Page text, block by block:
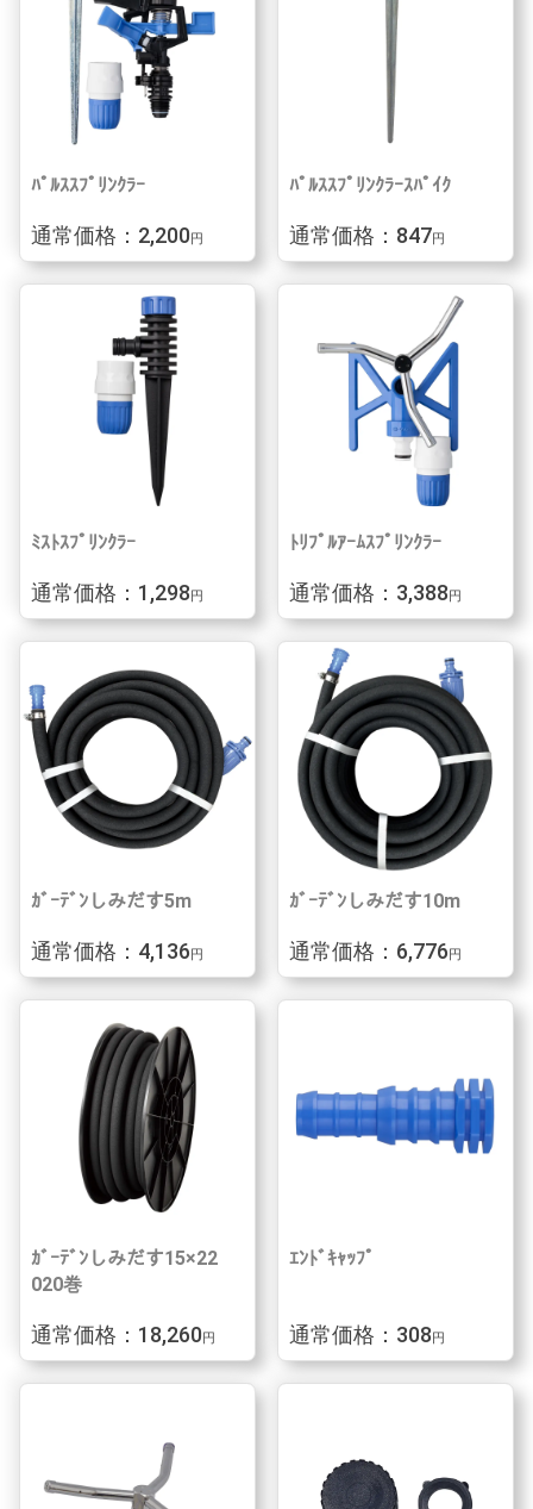
ﾊﾟﾙｽｽﾌﾟﾘﾝｸﾗｰ
通常価格：2,200円
ﾊﾟﾙｽｽﾌﾟﾘﾝｸﾗｰｽﾊﾟｲｸ
通常価格：847円
ﾐｽﾄｽﾌﾟﾘﾝｸﾗｰ
通常価格：1,298 円
ﾄﾘﾌﾟﾙｱｰﾑｽﾌﾟﾘﾝｸﾗｰ
通常価格：3,388 円
ｶﾞｰﾃﾞﾝしみだす5m
通常価格：4,136円
ｶﾞｰﾃﾞﾝしみだす10m
通常価格：6,776円
ｶﾞｰﾃﾞﾝしみだす15×22
020巻
通常価格：18,260円
ｴﾝﾄﾞｷｬｯﾌﾟ
通常価格：308 円